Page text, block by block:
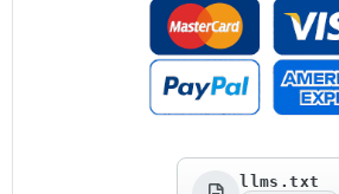
llms.txt